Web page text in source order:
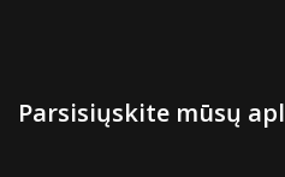
Parsisiųskite mūsų